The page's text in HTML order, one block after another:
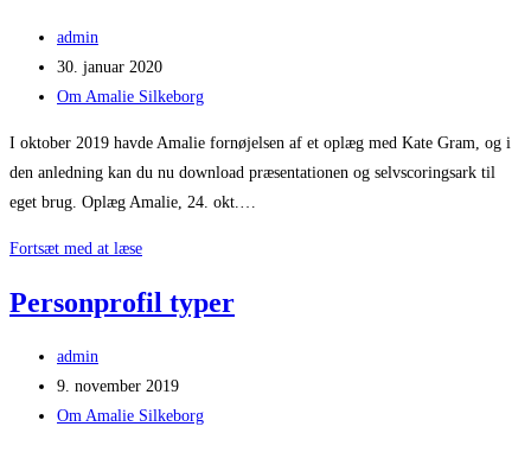
Post
author:
admin
Post
published:
30. januar 2020
Post
Om Amalie Silkeborg
I oktober 2019 havde Amalie fornøjelsen af et oplæg med Kate Gram, og i
den anledning kan du nu download præsentationen og selvscoringsark til
eget brug. Oplæg Amalie, 24. okt.…
Fortsæt med at læseKate
Personprofil typer
Post
author:
admin
Post
published:
9. november 2019
Post
Om Amalie Silkeborg